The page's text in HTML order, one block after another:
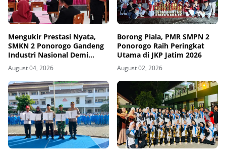
Mengukir Prestasi Nyata,
SMKN 2 Ponorogo Gandeng
Industri Nasional Demi
Sesuaikan Kurikulum
dengan Kebutuhan Dunia
Kerja
August 04, 2026
Borong Piala, PMR SMPN 2
Ponorogo Raih Peringkat
Utama di JKP Jatim 2026
August 02, 2026